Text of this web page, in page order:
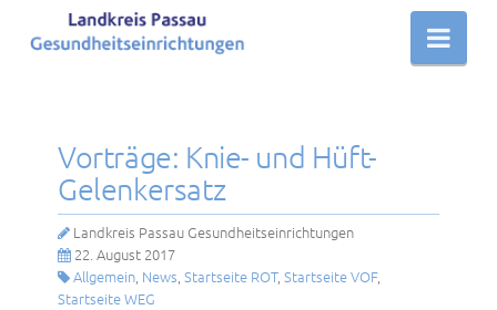
Vorträge: Knie- und Hüft-
Gelenkersatz
Landkreis Passau Gesundheitseinrichtungen
22. August 2017
Allgemein News Startseite ROT, Startseite VOF,
Startseite WEG